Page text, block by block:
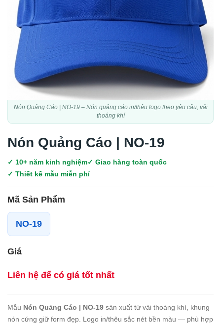
Nón Quảng Cáo | NO-19 – Nón quảng cáo in/thêu logo theo yêu cầu, vải
thoáng khí
Nón Quảng Cáo | NO-19
✓ 10+ năm kinh nghiệm✓ Giao hàng toàn quốc
✓ Thiết kế mẫu miễn phí
Mã Sản Phẩm
NO-19
Giá
Liên hệ để có giá tốt nhất
Mẫu Nón Quảng Cáo | NO-19 sản xuất từ vải thoáng khí, khung
nón cứng giữ form đẹp. Logo in/thêu sắc nét bền màu — phù hợp